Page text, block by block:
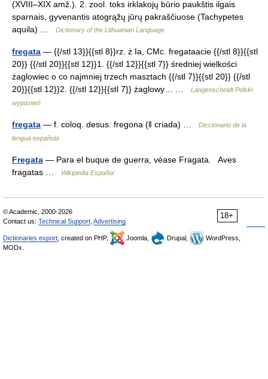
(XVIII–XIX amž.). 2. zool. toks irklakojų būrio paukštis ilgais
sparnais, gyvenantis atogrąžų jūrų pakraščiuose (Tachypetes
aquila) …
Dictionary of the Lithuanian Language
fregata — {{/stl 13}}{{stl 8}}rz. ż Ia, CMc. fregataacie {{/stl 8}}{{stl
20}} {{/stl 20}}{{stl 12}}1. {{/stl 12}}{{stl 7}} średniej wielkości
żaglowiec o co najmniej trzech masztach {{/stl 7}}{{stl 20}} {{/stl
20}}{{stl 12}}2. {{/stl 12}}{{stl 7}} żaglowy… …
Langenscheidt Polski
wyjaśnień
fregata — f. coloq. desus. fregona (ǁ criada) …
Diccionario de la
lengua española
Fregata — Para el buque de guerra, véase Fragata. Aves
fragatas …
Wikipedia Español
18+
© Academic, 2000-2026
Contact us: Technical Support Advertising
Dictionaries export , created on PHP, Joomla, Drupal,
WordPress,
MODx.